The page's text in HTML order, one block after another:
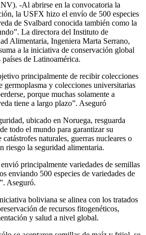
-Al abrirse en la convocatoria la
la USFX hizo el envío de 500 especies
de Svalbard conocida también como la
La directora del Instituto de
Alimentaria, Ingeniera Marta Serrano,
a la iniciativa de conservación global
de Latinoamérica.
principalmente de recibir colecciones
germoplasma y colecciones universitarias
porque muchas solamente a
tiene a largo plazo”. Aseguró
ubicado en Noruega, resguarda
todo el mundo para garantizar su
naturales, guerras nucleares o
riesgo la seguridad alimentaria.
principalmente variedades de semillas
enviando 500 especies de variedades de
Aseguró.
boliviana se alinea con los tratados
de recursos fitogenéticos,
y salud a nivel global.